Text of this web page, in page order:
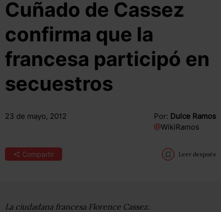
Cuñado de Cassez
confirma que la
francesa participó en
secuestros
23 de mayo, 2012 Por: Dulce Ramos
@WikiRamos
Compartir Leer después
La ciudadana francesa Florence Cassez.